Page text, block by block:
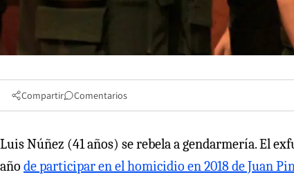
Compartir Comentarios
Luis Núñez (41 años) se rebela a gendarmería. El
año de participar en el homicidio en 2018 de Juan